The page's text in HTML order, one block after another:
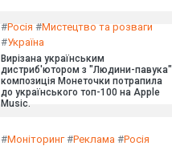
#Росія #Мистецтво та розваги
#Україна
Вирізана українським
дистриб'ютором з "Людини-павука"
композиція Монеточки потрапила
до українського топ-100 на Apple
Music.
#Моніторинг#Реклама #Росія